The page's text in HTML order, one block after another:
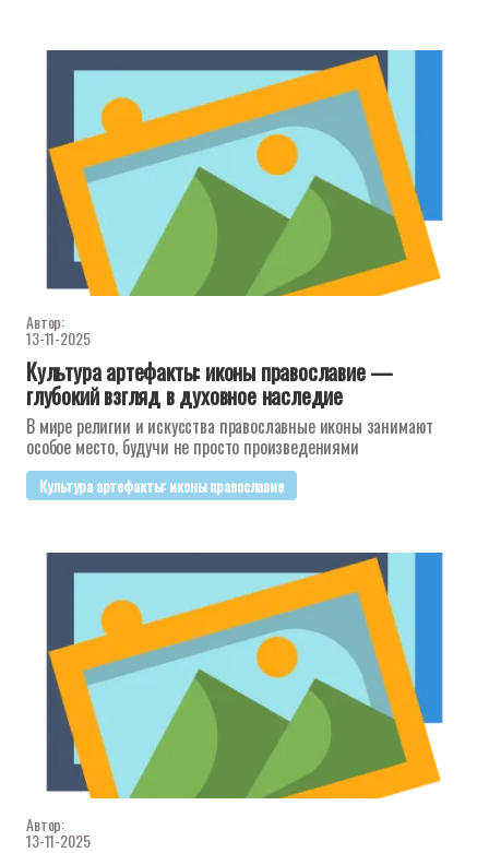
Автор:
13-11-2025
Культура артефакты: иконы православие —
глубокий взгляд в духовное наследие
В мире религии и искусства православные иконы занимают
особое место, будучи не просто произведениями
Культура артефакты: иконы православие
Автор:
13-11-2025